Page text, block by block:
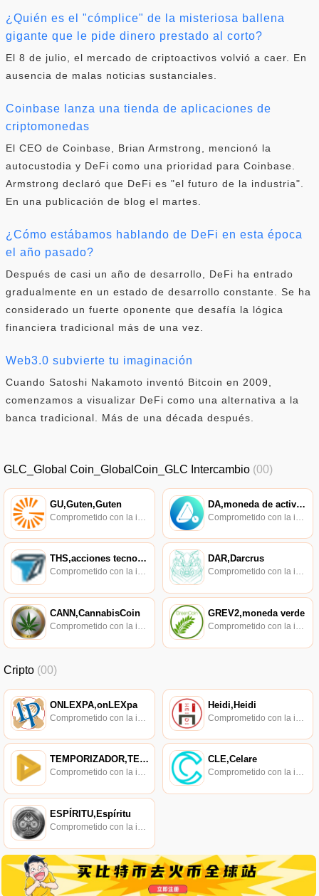
¿Quién es el "cómplice" de la misteriosa ballena
gigante que le pide dinero prestado al corto?
El 8 de julio, el mercado de criptoactivos volvió a caer. En
ausencia de malas noticias sustanciales.
Coinbase lanza una tienda de aplicaciones de
criptomonedas
El CEO de Coinbase, Brian Armstrong, mencionó la
autocustodia y DeFi como una prioridad para Coinbase.
Armstrong declaró que DeFi es "el futuro de la industria".
En una publicación de blog el martes.
¿Cómo estábamos hablando de DeFi en esta época
el año pasado?
Después de casi un año de desarrollo, DeFi ha entrado
gradualmente en un estado de desarrollo constante. Se ha
considerado un fuerte oponente que desafía la lógica
financiera tradicional más de una vez.
Web3.0 subvierte tu imaginación
Cuando Satoshi Nakamoto inventó Bitcoin en 2009,
comenzamos a visualizar DeFi como una alternativa a la
banca tradicional. Más de una década después.
GLC_Global Coin_GlobalCoin_GLC Intercambio (00)
GU,Guten,Guten DA,moneda de activos digitales
THS,acciones tecnológicas,TechShares
Comprometido con la investigación de políticas en los campos de las nuevas finanzas, las finanzas internacionales y los mercados financieros.
DAR,Darcrus
Comprometido con la investigación de políticas en los campos de las nuevas finanzas, las finanzas internacionales y los mercados financieros.
CANN,CannabisCoin
Comprometido con la investigación de políticas en los campos de las nuevas finanzas, las finanzas internacionales y los mercados financieros.
GREV2,moneda verde
Comprometido con la investigación de políticas en los campos de las nuevas finanzas, las finanzas internacionales y los mercados financieros.
Cripto (00)
ONLEXPA,onLEXpa Heidi,Heidi
TEMPORIZADOR,TEMPORIZADOR
Comprometido con la investigación de políticas en los campos de las nuevas finanzas, las finanzas internacionales y los mercados financieros.
CLE,Celare
Comprometido con la investigación de políticas en los campos de las nuevas finanzas, las finanzas internacionales y los mercados financieros.
ESPÍRITU,Espíritu
Comprometido con la investigación de políticas en los campos de las nuevas finanzas, las finanzas internacionales y los mercados financieros.